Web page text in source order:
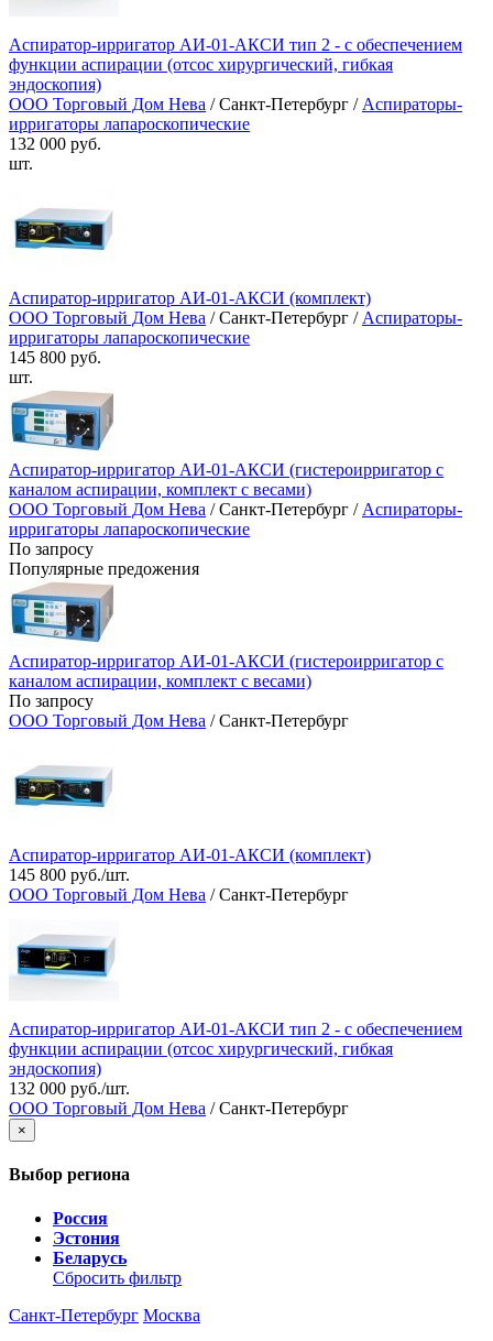
Аспиратор-ирригатор АИ-01-АКСИ тип 2 - с обеспечением
функции аспирации (отсос хирургический, гибкая
эндоскопия)
ООО Торговый Дом Нева / Санкт-Петербург / Аспираторы-
ирригаторы лапароскопические
132 000 руб.
шт.
Аспиратор-ирригатор АИ-01-АКСИ (комплект)
ООО Торговый Дом Нева / Санкт-Петербург / Аспираторы-
ирригаторы лапароскопические
145 800 руб.
шт.
Аспиратор-ирригатор АИ-01-АКСИ (гистероирригатор с
каналом аспирации, комплект с весами)
ООО Торговый Дом Нева / Санкт-Петербург / Аспираторы-
ирригаторы лапароскопические
По запросу
Популярные предожения
Аспиратор-ирригатор АИ-01-АКСИ (гистероирригатор с
каналом аспирации, комплект с весами)
По запросу
ООО Торговый Дом Нева / Санкт-Петербург
Аспиратор-ирригатор АИ-01-АКСИ (комплект)
145 800 руб./шт.
ООО Торговый Дом Нева / Санкт-Петербург
Аспиратор-ирригатор АИ-01-АКСИ тип 2 - с обеспечением
функции аспирации (отсос хирургический, гибкая
эндоскопия)
132 000 руб./шт.
ООО Торговый Дом Нева / Санкт-Петербург
×
Выбор региона
Россия
Эстония
Беларусь
Сбросить фильтр
Санкт-Петербург Москва